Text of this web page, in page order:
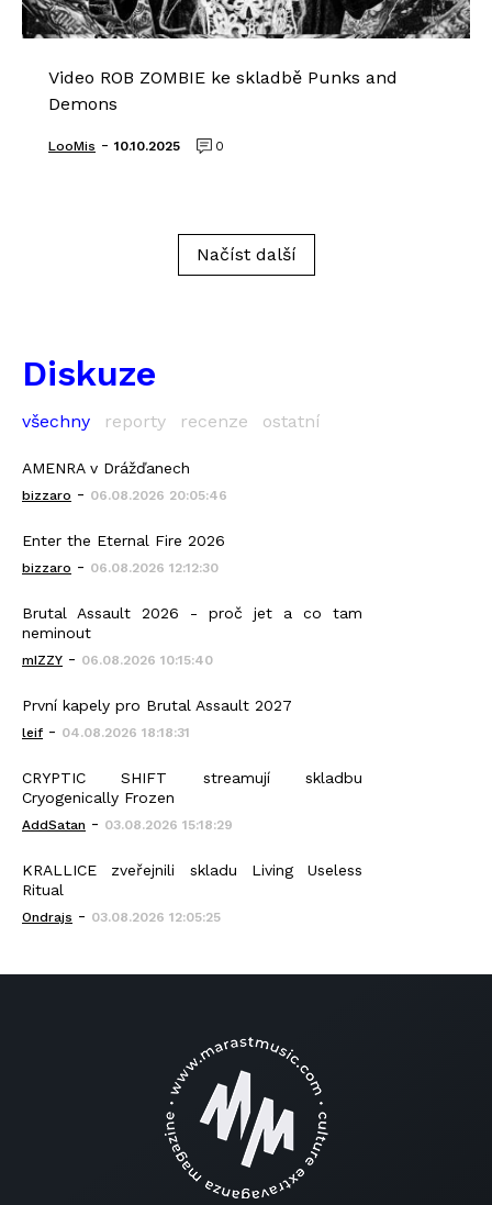
Video ROB ZOMBIE ke skladbě Punks and
Demons
LooMis - 10.10.2025 0
Načíst další
Diskuze
všechny reporty recenze ostatní
AMENRA v Drážďanech
bizzaro - 06.08.2026 20:05:46
Enter the Eternal Fire 2026
bizzaro - 06.08.2026 12:12:30
Brutal Assault 2026 - proč jet a co tam
neminout
mIZZY - 06.08.2026 10:15:40
První kapely pro Brutal Assault 2027
leif - 04.08.2026 18:18:31
CRYPTIC SHIFT streamují skladbu
Cryogenically Frozen
AddSatan - 03.08.2026 15:18:29
KRALLICE zveřejnili skladu Living Useless
Ritual
Ondrajs - 03.08.2026 12:05:25